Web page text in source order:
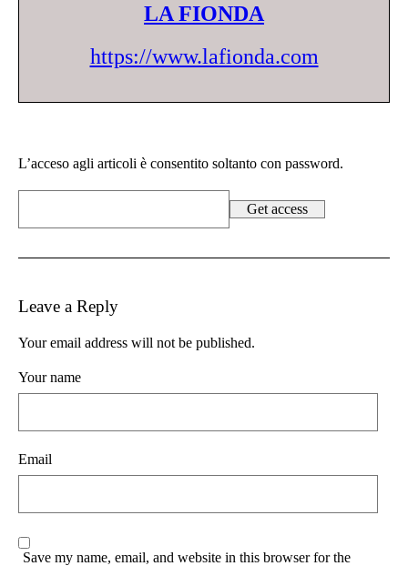
LA FIONDA
https://www.lafionda.com
L’acceso agli articoli è consentito soltanto con password.
Leave a Reply
Your email address will not be published.
Your name
Email
Save my name, email, and website in this browser for the